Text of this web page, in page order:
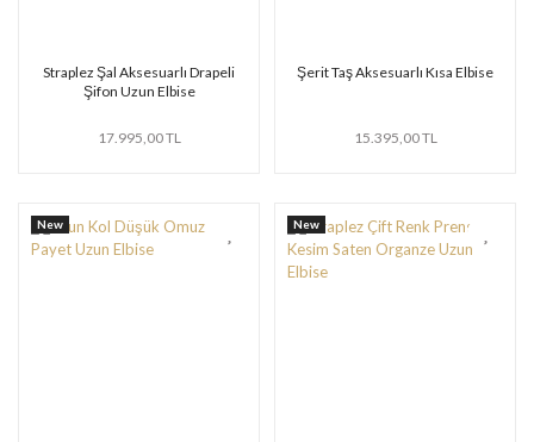
Straplez Şal Aksesuarlı Drapeli
Şifon Uzun Elbise
17.995,00 TL
Şerit Taş Aksesuarlı Kısa Elbise
15.395,00 TL
New New